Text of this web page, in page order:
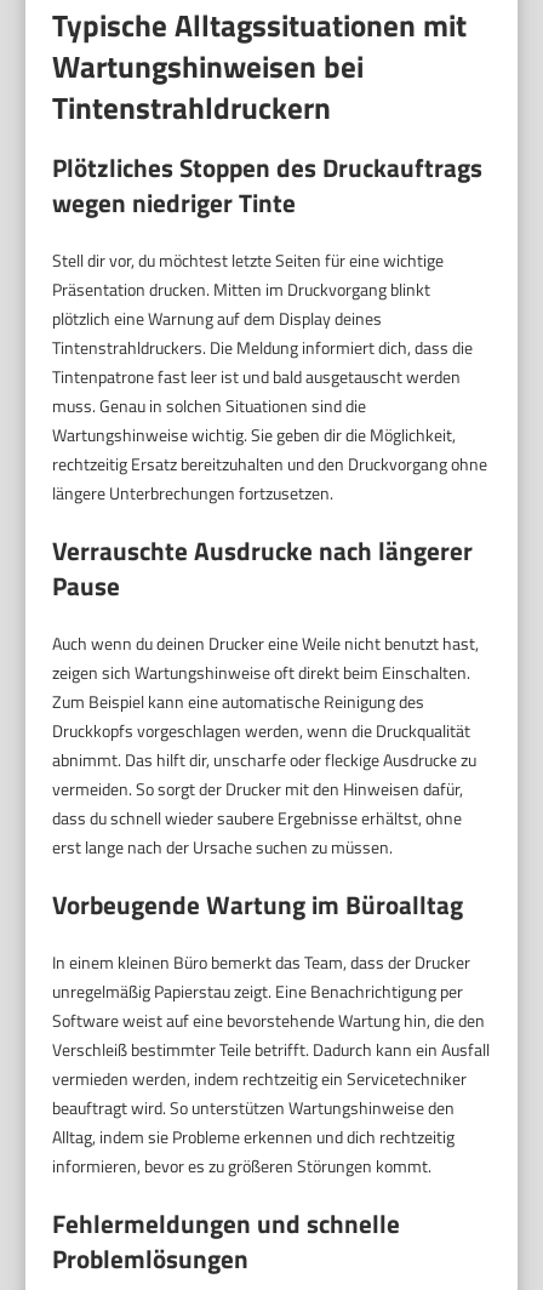
Typische Alltagssituationen mit
Wartungshinweisen bei
Tintenstrahldruckern
Plötzliches Stoppen des Druckauftrags
wegen niedriger Tinte
Stell dir vor, du möchtest letzte Seiten für eine wichtige
Präsentation drucken. Mitten im Druckvorgang blinkt
plötzlich eine Warnung auf dem Display deines
Tintenstrahldruckers. Die Meldung informiert dich, dass die
Tintenpatrone fast leer ist und bald ausgetauscht werden
muss. Genau in solchen Situationen sind die
Wartungshinweise wichtig. Sie geben dir die Möglichkeit,
rechtzeitig Ersatz bereitzuhalten und den Druckvorgang ohne
längere Unterbrechungen fortzusetzen.
Verrauschte Ausdrucke nach längerer
Pause
Auch wenn du deinen Drucker eine Weile nicht benutzt hast,
zeigen sich Wartungshinweise oft direkt beim Einschalten.
Zum Beispiel kann eine automatische Reinigung des
Druckkopfs vorgeschlagen werden, wenn die Druckqualität
abnimmt. Das hilft dir, unscharfe oder fleckige Ausdrucke zu
vermeiden. So sorgt der Drucker mit den Hinweisen dafür,
dass du schnell wieder saubere Ergebnisse erhältst, ohne
erst lange nach der Ursache suchen zu müssen.
Vorbeugende Wartung im Büroalltag
In einem kleinen Büro bemerkt das Team, dass der Drucker
unregelmäßig Papierstau zeigt. Eine Benachrichtigung per
Software weist auf eine bevorstehende Wartung hin, die den
Verschleiß bestimmter Teile betrifft. Dadurch kann ein Ausfall
vermieden werden, indem rechtzeitig ein Servicetechniker
beauftragt wird. So unterstützen Wartungshinweise den
Alltag, indem sie Probleme erkennen und dich rechtzeitig
informieren, bevor es zu größeren Störungen kommt.
Fehlermeldungen und schnelle
Problemlösungen